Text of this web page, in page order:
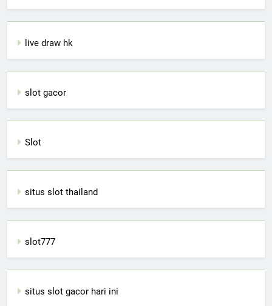
live draw hk
slot gacor
Slot
situs slot thailand
slot777
situs slot gacor hari ini